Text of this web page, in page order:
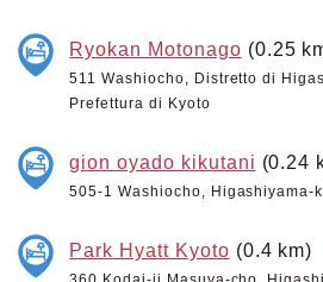
Ryokan Motonago (0.25
511 Washiocho, Distretto di
Prefettura di Kyoto
gion oyado kikutani (0.24
505-1 Washiocho, Higashiyama-
Park Hyatt Kyoto (0.4 km)